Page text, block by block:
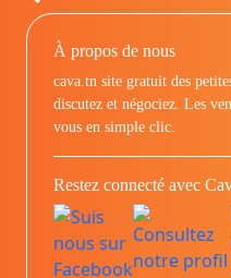
À propos de nous
cava.tn site gratuit des
discutez et négociez. Les
vous en simple clic.
Restez connecté avec